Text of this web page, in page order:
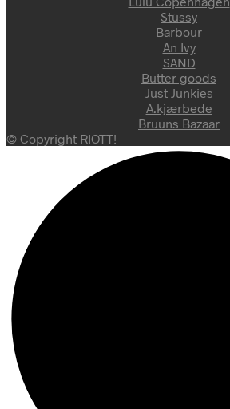
Stüssy
Barbour
An Ivy
SAND
Butter goods
Just Junkies
A.kjærbede
Bruuns Bazaar
© Copyright RIOTT!